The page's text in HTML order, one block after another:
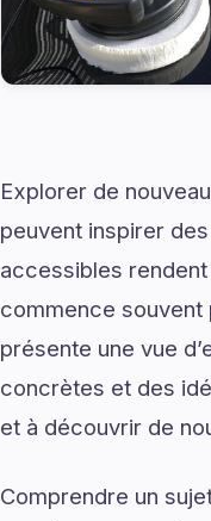
Explorer de
peuvent inspirer
accessibles
commence souvent
présente une vue
concrètes et des
et à découvrir de
Comprendre un